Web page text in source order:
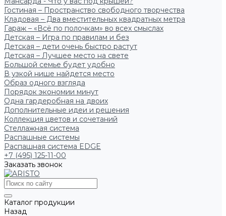
Гостиная – Пространство свободного творчества
Кладовая – Два вместительных квадратных метра
Гараж – «Всё по полочкам» во всех смыслах
Детская – Игра по правилам и без
Детская – дети очень быстро растут
Детская – Лучшее место на свете
Большой семье будет удобно
В узкой нише найдется место
Образ одного взгляда
Порядок экономии минут
Одна гардеробная на двоих
Дополнительные идеи и решения
Коллекция цветов и сочетаний
Стеллажная система
Распашные системы
Распашная система EDGE
+7 (495) 125-11-00
Заказать звонок
Каталог продукции
Назад